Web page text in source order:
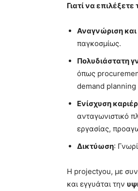
Γιατί να επιλέξετε
Αναγνώριση και
παγκοσμίως.
Πολυδιάστατη
όπως
demand planning
Ενίσχυση
ανταγωνιστικό
εργασίας,
Δικτύωση:
Η projectyou, με
και εγγυάται την